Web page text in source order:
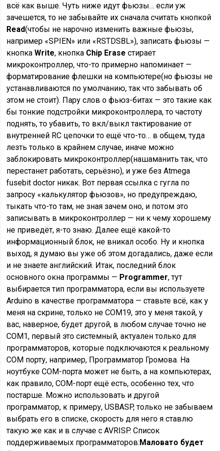
всё как выше. Чуть ниже идут фьюзы… если уж
зачешется, то не забывайте их сначала считать кнопкой
Read(чтобы не нарочно изменить важные фьюзы,
например «SPIEN» или «RSTDSBL»), записать фьюзы —
кнопкаWrite, кнопка Chip Erase стирает
микроконтроллер, что-то примерно напоминает —
форматирование флешки на компьютере(но фьюзы не
устанавливаются по умолчанию, так что забывать об
этом не стоит). Пару слов о фьюз-битах — это такие как
бы тонкие подстройки микроконтроллера, то частоту
поднять, то убавить, то вкл/выкл тактирование от
внутренней RC цепочки то ещё что-то… в общем, туда
лезть только в крайнем случае, иначе можно
заблокировать микроконтроллер(нашаманить так, что
перестанет работать, серьёзно), и уже без Atmega
fusebit doctor никак. Вот первая ссылка с гугла по
запросу «калькулятор фьюзов», но предупреждаю,
тыкать что-то там, не зная зачем оно, и потом это
записывать в микроконтроллер — ни к чему хорошему
не приведёт, я-то знаю. Далее ещё какой-то
информационный блок, не вникал особо. Ну и кнопка
выход, я думаю вы уже об этом догадались, даже если
и не знаете английский. Итак, последний блок
основного окна программы — Programmer, тут
выбирается тип программатора, если вы используете
Arduino в качестве программатора — ставьте всё, как у
меня на скрине, только не COM19, это у меня такой, у
вас, наверное, будет другой, в любом случае точно не
COM1, первый это системный, актуален только для
программаторов, которые подключаются к реальному
COM порту, например, Программатор Громова. На
ноутбуке COM-порта может не быть, а на компьютерах,
как правило, COM-порт ещё есть, особенно тех, что
постарше. Можно использовать и другой
программатор, к примеру, USBASP, только не забываем
выбрать его в списке, скорость для него я ставлю
такую же как и в случае с AVRISP. Список
поддерживаемых программаторов:Маловато будет